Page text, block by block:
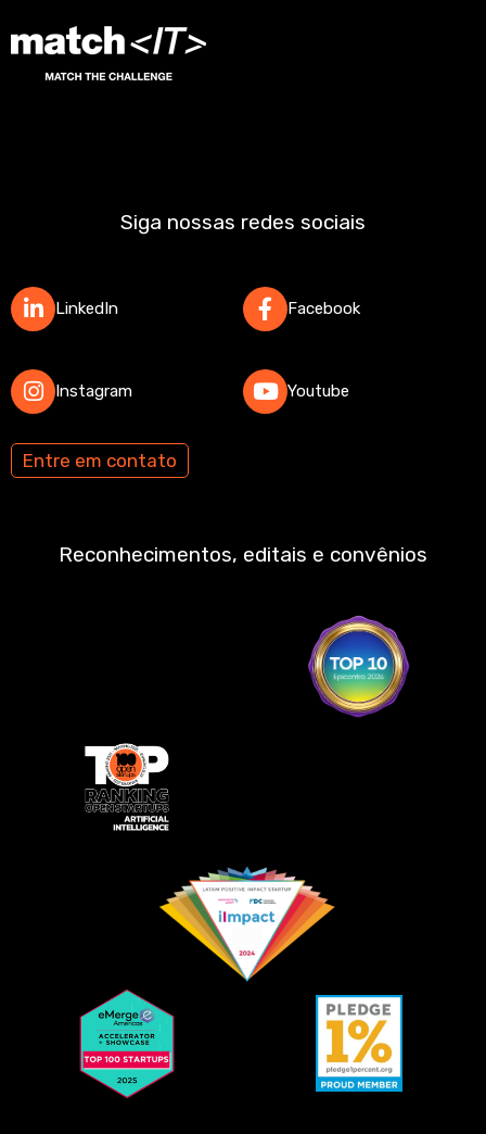
Siga nossas redes sociais
LinkedIn
Instagram
Facebook
Youtube
Entre em contato
Reconhecimentos, editais e convênios